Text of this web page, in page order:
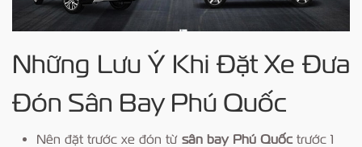
Những Lưu Ý Khi Đặt Xe Đưa
Đón Sân Bay Phú Quốc
Nên đặt trước xe đón từ sân bay Phú Quốctrước 1